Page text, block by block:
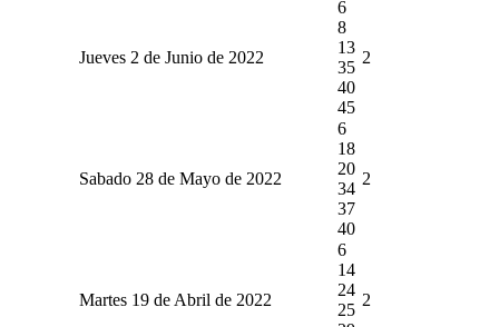
Jueves 2 de Junio de 2022
6
8
13
35
40
45
2
Sabado 28 de Mayo de 2022
6
18
20
34
37
40
2
Martes 19 de Abril de 2022
6
14
24
25
2